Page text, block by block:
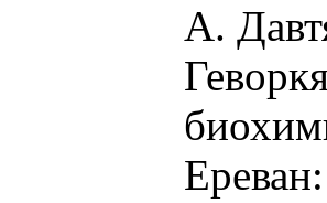
А.